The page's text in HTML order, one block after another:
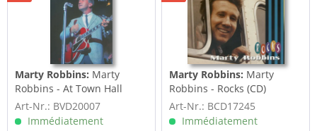
Marty Robbins: Marty
Robbins - At Town Hall
Party (DVD)
Art-Nr.: BVD20007
Immédiatement
Marty Robbins: Marty
Robbins - Rocks (CD)
Art-Nr.: BCD17245
Immédiatement